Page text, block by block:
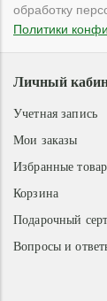
обработку
Политики
Личный
Учетная запись
Мои заказы
Избранные
Корзина
Подарочный
Вопросы и